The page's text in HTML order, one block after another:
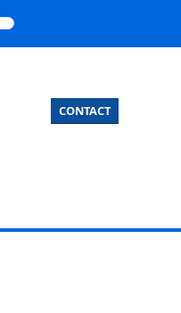
CONTACT